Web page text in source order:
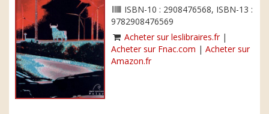
ISBN-10 : 2908476568, ISBN-13 :
9782908476569
Acheter sur leslibraires.fr|
Acheter sur Fnac.com | Acheter sur
Amazon.fr